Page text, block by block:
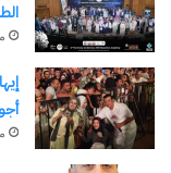
تُصدر مجلة “قطر
الثقافة، برئاسة
عن المتحف
والكنوز
جلسات حكي في